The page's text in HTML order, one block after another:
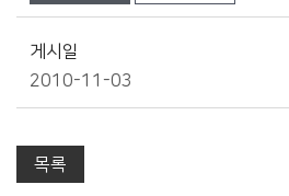
게시일
2010-11-03
목록